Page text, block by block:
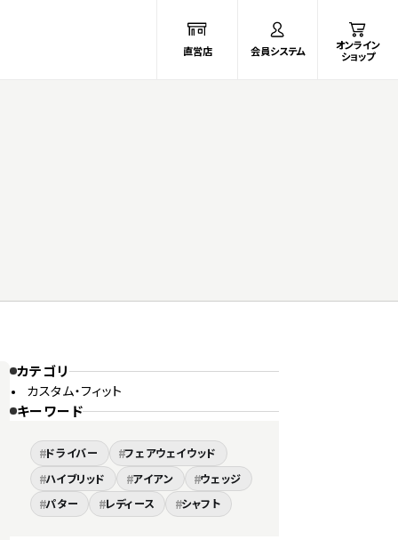
直営店 会員システム
オンライン
ショップ
カテゴリ
カスタム・フィット
キーワード
#ドライバー #フェアウェイウッド
#ハイブリッド #アイアン #ウェッジ
#パター #レディース #シャフト